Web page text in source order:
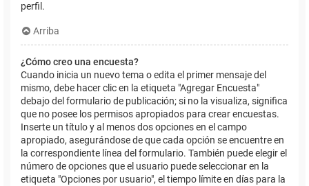
perfil.
Arriba
¿Cómo creo una encuesta?
Cuando inicia un nuevo tema o edita el primer mensaje del
mismo, debe hacer clic en la etiqueta "Agregar Encuesta"
debajo del formulario de publicación; si no la visualiza, significa
que no posee los permisos apropiados para crear encuestas.
Inserte un título y al menos dos opciones en el campo
apropiado, asegurándose de que cada opción se encuentre en
la correspondiente línea del formulario. También puede elegir el
número de opciones que el usuario puede seleccionar en la
etiqueta "Opciones por usuario", el tiempo límite en días para la